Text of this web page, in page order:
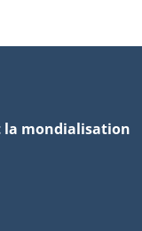
la mondialisation